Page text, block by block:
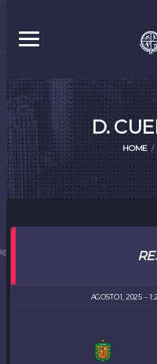
D.
HOME
AGOSTO 1, 2025